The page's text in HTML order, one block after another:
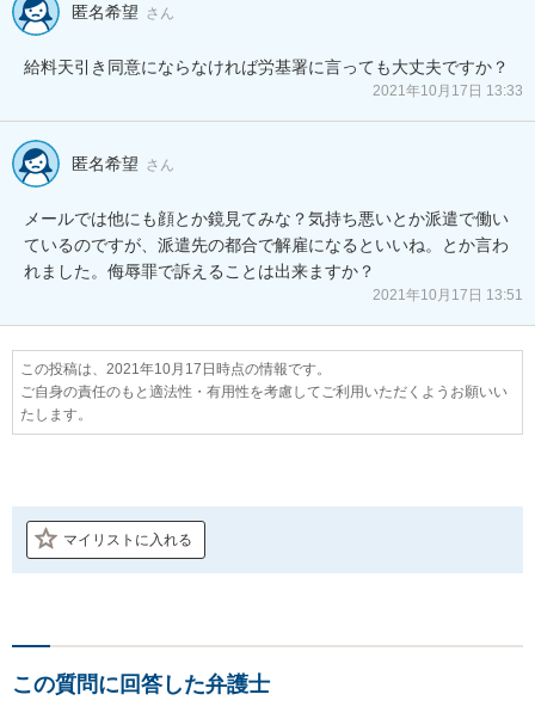
匿名希望 さん
給料天引き同意にならなければ労基署に言っても大丈夫ですか？
2021年10月17日 13:33
匿名希望 さん
メールでは他にも顔とか鏡見てみな？気持ち悪いとか派遣で働い
ているのですが、派遣先の都合で解雇になるといいね。とか言わ
れました。侮辱罪で訴えることは出来ますか？
2021年10月17日 13:51
この投稿は、2021年10月17日時点の情報です。
ご自身の責任のもと適法性・有用性を考慮してご利用いただくようお願いい
たします。
マイリストに入れる
この質問に回答した弁護士